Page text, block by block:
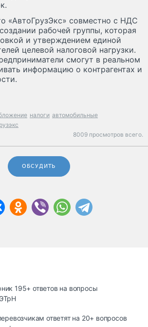
«АвтоГрузЭкс» совместно с НДС
рабочей группы, которая
и утверждением единой
целевой налоговой нагрузки.
смогут в реальном
информацию о контрагентах и
налоги автомобильные
8009 просмотров всего.
ОБСУДИТЬ
195+ ответов на вопросы
ответят на 20+ вопросов